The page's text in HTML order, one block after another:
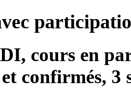
cours en
confirmés,